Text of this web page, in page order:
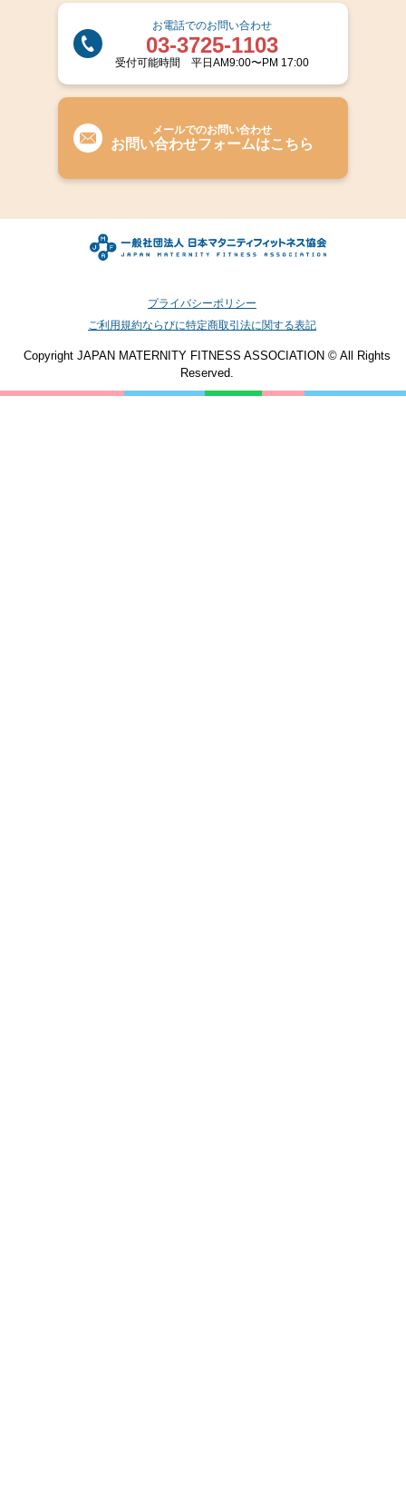
お電話でのお問い合わせ
03-3725-1103
受付可能時間 平日AM9:00〜PM 17:00
メールでのお問い合わせ
お問い合わせフォームはこちら
プライバシーポリシー
ご利用規約ならびに特定商取引法に関する表記​​
Copyright JAPAN MATERNITY FITNESS ASSOCIATION © All Rights
Reserved.